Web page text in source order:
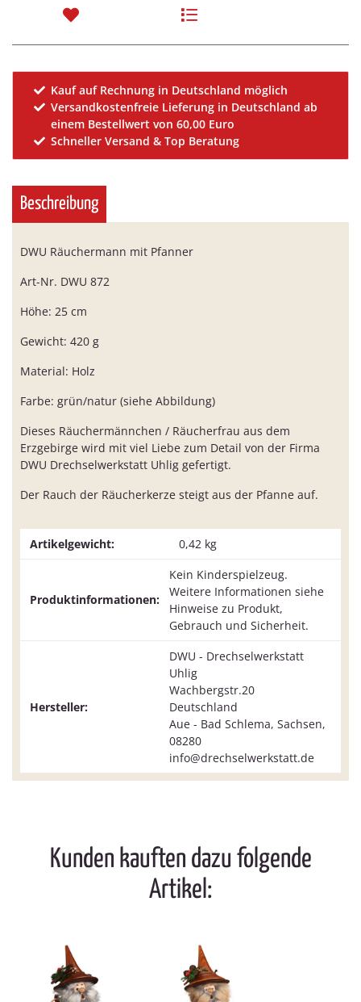
Kauf auf Rechnung in Deutschland möglich
Versandkostenfreie Lieferung in Deutschland ab
einem Bestellwert von 60,00 Euro
Schneller Versand & Top Beratung
Beschreibung
DWU Räuchermann mit Pfanner
Art-Nr. DWU 872
Höhe: 25 cm
Gewicht: 420 g
Material: Holz
Farbe: grün/natur (siehe Abbildung)
Dieses Räuchermännchen / Räucherfrau aus dem
Erzgebirge wird mit viel Liebe zum Detail von der Firma
DWU Drechselwerkstatt Uhlig gefertigt.
Der Rauch der Räucherkerze steigt aus der Pfanne auf.
Artikelgewicht: 0,42 kg
Produktinformationen:
Kein Kinderspielzeug.
Weitere Informationen siehe
Hinweise zu Produkt,
Gebrauch und Sicherheit.
Hersteller:
DWU - Drechselwerkstatt
Uhlig
Wachbergstr.20
Deutschland
Aue - Bad Schlema, Sachsen,
08280
info@drechselwerkstatt.de
Kunden kauften dazu folgende
Artikel: